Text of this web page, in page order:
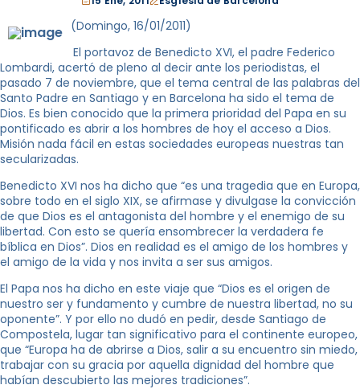
(Domingo, 16/01/2011)
El portavoz de Benedicto XVI, el padre Federico
Lombardi, acertó de pleno al decir ante los periodistas, el
pasado 7 de noviembre, que el tema central de las palabras del
Santo Padre en Santiago y en Barcelona ha sido el tema de
Dios. Es bien conocido que la primera prioridad del Papa en su
pontificado es abrir a los hombres de hoy el acceso a Dios.
Misión nada fácil en estas sociedades europeas nuestras tan
secularizadas.
Benedicto XVI nos ha dicho que “es una tragedia que en Europa,
sobre todo en el siglo XIX, se afirmase y divulgase la convicción
de que Dios es el antagonista del hombre y el enemigo de su
libertad. Con esto se quería ensombrecer la verdadera fe
bíblica en Dios”. Dios en realidad es el amigo de los hombres y
el amigo de la vida y nos invita a ser sus amigos.
El Papa nos ha dicho en este viaje que “Dios es el origen de
nuestro ser y fundamento y cumbre de nuestra libertad, no su
oponente”. Y por ello no dudó en pedir, desde Santiago de
Compostela, lugar tan significativo para el continente europeo,
que “Europa ha de abrirse a Dios, salir a su encuentro sin miedo,
trabajar con su gracia por aquella dignidad del hombre que
habían descubierto las mejores tradiciones”.